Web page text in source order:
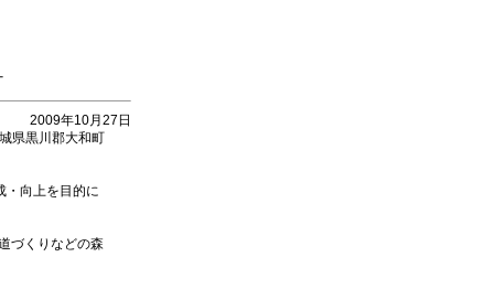
2009年10月27日
県黒川郡大和町
・向上を目的に
づくりなどの森